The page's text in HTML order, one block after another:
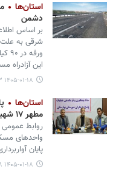
استان‌ها
دشمن
بر اساس
شرقی به علت
این
۱۴۰۵-۰۱-۱۸ ۱۴:۳۳
استان‌ها
مطهر ۱۷ شهید تفحص شد
روابط
واحدهای
پایان آواربرداری،
۱۴۰۵-۰۱-۱۸ ۰۹:۱۸